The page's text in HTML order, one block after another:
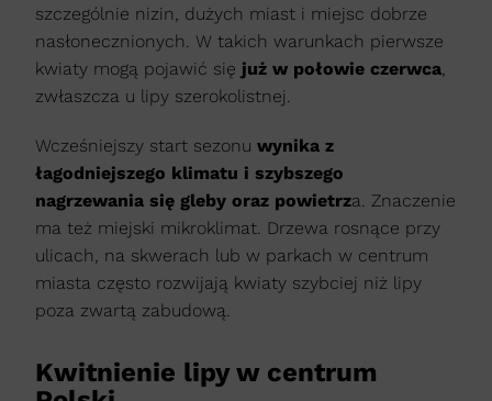
szczególnie nizin, dużych miast i miejsc dobrze
nasłonecznionych. W takich warunkach pierwsze
kwiaty mogą pojawić się już w połowie czerwca,
zwłaszcza u lipy szerokolistnej.
Wcześniejszy start sezonu wynika z
łagodniejszego klimatu i szybszego
nagrzewania się gleby oraz powietrza. Znaczenie
ma też miejski mikroklimat. Drzewa rosnące przy
ulicach, na skwerach lub w parkach w centrum
miasta często rozwijają kwiaty szybciej niż lipy
poza zwartą zabudową.
Kwitnienie lipy w centrum